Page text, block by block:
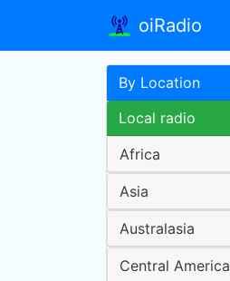
oiRadio
By Location
Local radio
Africa
Asia
Australasia
Central America